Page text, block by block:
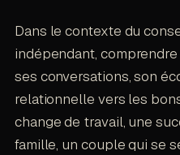
Dans le contexte du
indépendant,
ses conversations, son
relationnelle vers les
change de travail, une
famille, un couple qui se